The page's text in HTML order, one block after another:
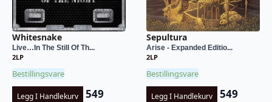
Whitesnake
Live…In The Still Of Th...
2LP
Bestillingsvare
Legg I Handlekurv 549
Sepultura
Arise - Expanded Editio...
2LP
Bestillingsvare
Legg I Handlekurv 549